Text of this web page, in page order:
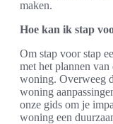
maken.
Hoe kan ik stap
Om stap voor stap
met het plannen
woning. Overweeg
woning
onze gids om je
woning een